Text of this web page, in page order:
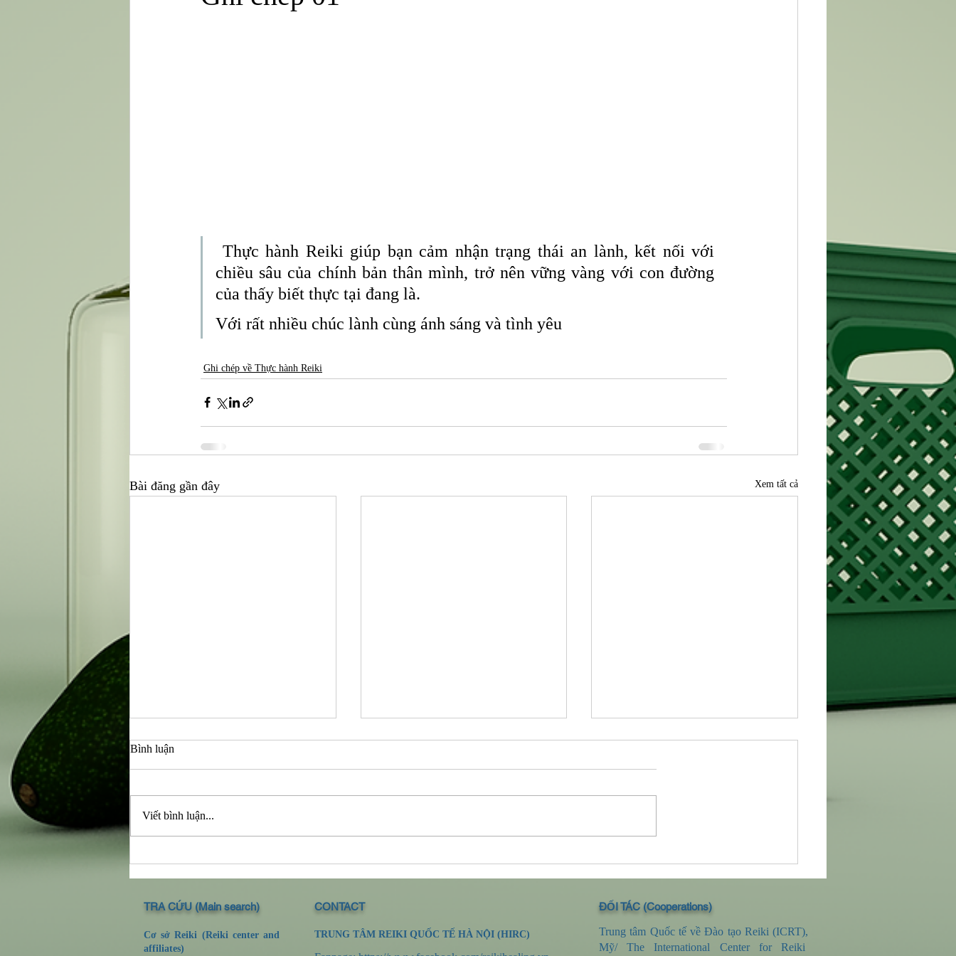
chiều sâu của chính bản thân mình, trở nên vững vàng với con đường
của thấy biết thực tại đang là.
Với rất nhiều chúc lành cùng ánh sáng và tình yêu
Ghi chép về Thực hành Reiki
Bài đăng gần đây Xem tất cả
Bình luận
Viết bình luận...
TRA CỨU (Main search) CONTACT
Cơ sở Reiki (Reiki center and
affiliates)
TRUNG TÂM REIKI QUỐC TẾ HÀ NỘI (HIRC)
ĐỐI TÁC (Cooperations)
Trung tâm Quốc tế về Đào tạo Reiki (ICRT),
Mỹ/ The International Center for Reiki